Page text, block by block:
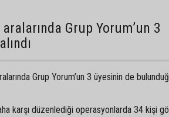
Grup Yorum’un 3
Grup Yorum’un 3 üyesinin de
karşı düzenlediği operasyonlarda 34 kişi